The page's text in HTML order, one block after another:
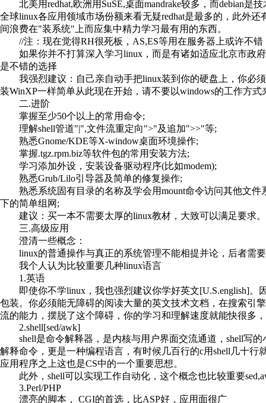
北美用redhat,欧洲用SuSE,桌面mandrake较多，而debian是
全球linux各应用领域市场份额来看无疑redhat是最多的，此外
间浪费在"装系统"上而应集中精力学习最有用的东西。
//注：现在觉得RH很死板，AS,ES等用在服务器上或许不错，
如果你并不打算深入学习linux，而是有诸如适应北京市政
是不错的选择
我强烈建议：自己亲自动手把linux装到你的硬盘上，你必
装WinXP一样简单从此现在开始，请不要以windows的工作方
二.进阶
掌握至少50个以上的常用命令;
理解shell管道"|",文件流重定向">"及追加">>"等;
熟悉Gnome/KDE等X-window桌面环境操作;
掌握.tgz.rpm.biz等软件包的常用安装方法;
学习添加外设，安装设备驱动程序(比如modem);
熟悉Grub/Lilo引导器及简单的修复操作;
熟悉系统固有目录的名称及学会用mount命令访问其他文件
下的简单组网;
建议：买一本不需要太厚的linux教材，大致可以满足要求
三.高级应用
澄清一些概念：
linux的普通操作与真正的系统管理不能相提并论，后者需
我个人认为比较重要几种linux语言
1.英语
即使你不学linux，我也强烈建议你学好英文[U.S.english]。
包装。你必须能无障碍的阅读大量的英文技术文档，在搜索引
流的能力，摆脱了这个障碍，你的学习和理解速度就能快很多
2.shell[sed/awk]
shell是命令解释器，是内核与用户界面交流通道，shell写的
解释命令，更是一种编程语言，有时候几百行的c用shell几十
应用程序之上这也是CS中的一个重要思想。
此外，shell可以实现工作自动化，这个概念也比较重要
3.Perl/PHP
漂亮的脚本， CGI的首选，比ASP好，应用面很广